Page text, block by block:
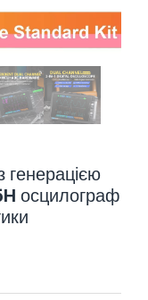
генерацією
осцилограф